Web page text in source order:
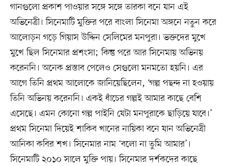
গানগুলো প্রকাশ পাওয়ার সঙ্গে সঙ্গে তারকা বনে যান এই
অভিনেত্রী। সিনেমাটি মুক্তির পরে বাংলা সিনেমা অঙ্গনে নতুন করে
আলোড়ন গড়ে গিয়াস উদ্দিন সেলিমের মনপুরা। ভক্তদের মুখে
মুখে ছিল সিনেমার প্রশংসা; কিন্তু পরে আর সিনেমায় অভিনয়
করেননি। অনেক প্রস্তাব পেলেও সেগুলো মনমতো হয়নি। এর
আগে তিনি প্রথম আলোকে জানিয়েছিলেন, ‘গল্প পছন্দ না হওয়ায়
তিনি অভিনয় করেননি। একই ধাঁচের গল্পই আমার কাছে বেশি
এসেছে। এমন কোনো গল্প পাইনি যেটা মনপুরাকে ছাড়িয়ে যাবে।’
প্রথম সিনেমা দিয়েই শাকিব খানের নায়িকা বনে যান অভিনেত্রী
আনিকা কবির শখ। সিনেমার নাম ‘বলো না তুমি আমার’।
সিনেমাটি ২০১০ সালে মুক্তি পায়। সিনেমার দর্শকদের কাছে